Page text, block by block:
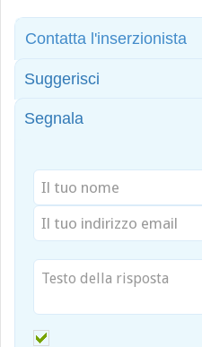
Contatta l'inserzionista
Suggerisci
Segnala